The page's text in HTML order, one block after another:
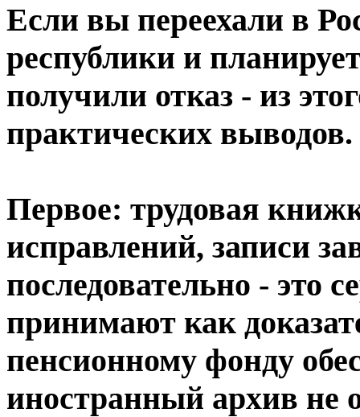
Если вы переехали в
республики и
получили отказ - из
практических выводов.
Первое: трудовая
исправлений, записи
последовательно - это
принимают как
пенсионному фонду
иностранный архив не